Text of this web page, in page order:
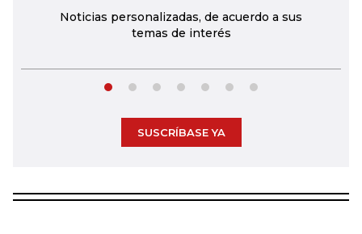
Noticias personalizadas, de acuerdo a sus
temas de interés
SUSCRÍBASE YA